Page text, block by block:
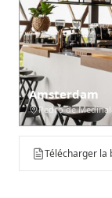
Amsterdam
Télécharger la